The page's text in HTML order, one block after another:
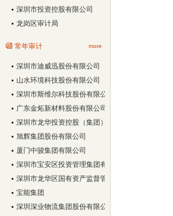
深圳市投资控股有限公司
龙岗区审计局
常年审计 more
深圳市迪威迅股份有限公司
山水环境科技股份有限公司
深圳市斯维尔科技股份有限公司
广东金炻新材料股份有限公司
深圳市龙华投资控股（集团）有限公司
旭辉集团股份有限公司
厦门中骏集团有限公司
深圳市宝安区投资管理集团有限公司
深圳市龙华区国有资产监督管理局
宝能集团
深圳深业物流集团股份有限公司